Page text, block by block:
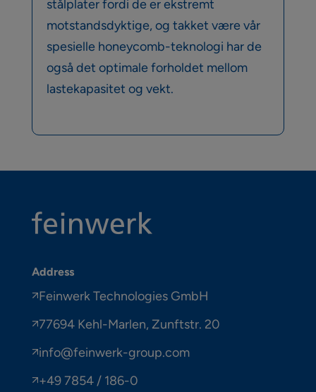
stålplater fordi de er ekstremt
motstandsdyktige, og takket være vår
spesielle honeycomb-teknologi har de
også det optimale forholdet mellom
lastekapasitet og vekt.
Address
Feinwerk Technologies GmbH
77694 Kehl-Marlen, Zunftstr. 20
info@feinwerk-group.com
+49 7854 / 186-0